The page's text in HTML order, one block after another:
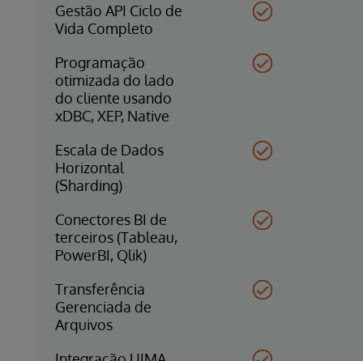
Gestão API Ciclo de
Vida Completo
Programação
otimizada do lado
do cliente usando
xDBC, XEP, Native
Escala de Dados
Horizontal
(Sharding)
Conectores BI de
terceiros (Tableau,
PowerBI, Qlik)
Transferência
Gerenciada de
Arquivos